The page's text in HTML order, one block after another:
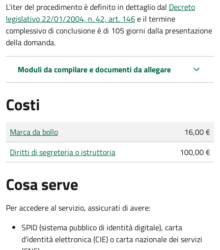
L'iter del procedimento è definito in dettaglio dal Decreto
legislativo 22/01/2004, n. 42, art. 146e il termine
complessivo di conclusione è di 105 giorni dalla presentazione
della domanda.
Moduli da compilare e documenti da allegare
Costi
Tipo di pagamento
Importo
Marca da bollo
16,00 €
Diritti di segreteria o istruttoria
100,00 €
Cosa serve
Per accedere al servizio, assicurati di avere:
SPID (sistema pubblico di identità digitale), carta
d’identità elettronica (CIE) o carta nazionale dei servizi